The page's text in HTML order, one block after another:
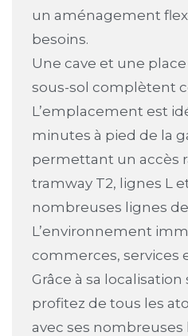
un aménagement
besoins.
Une cave et une
sous-sol complètent
L’emplacement est
minutes à pied de la
permettant un accès
tramway T2, lignes L
nombreuses lignes
L’environnement
commerces, services
Grâce à sa
profitez de tous les
avec ses nombreuses